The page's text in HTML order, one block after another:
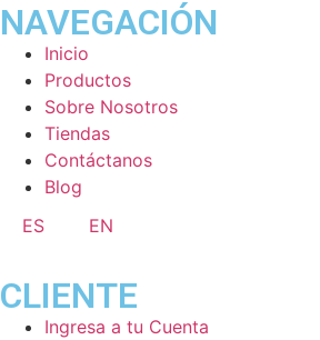
NAVEGACIÓN
Inicio
Productos
Sobre Nosotros
Tiendas
Contáctanos
Blog
ES
EN
CLIENTE
Ingresa a tu Cuenta